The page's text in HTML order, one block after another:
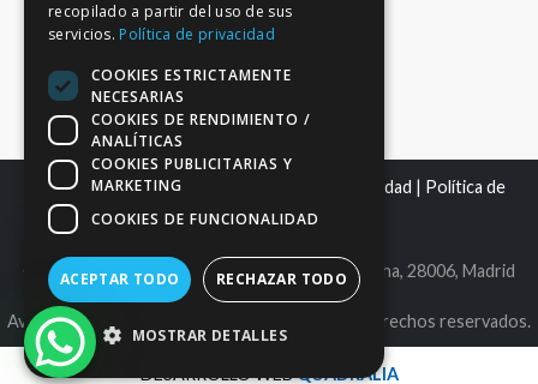
Mapa del sitio|Aviso Legal Política de Privacidad | Política de
Cookies
C.I.F. B86980612 | C/ Maldonado 25, bajo derecha, 28006, Madrid
Avantage Capital EAFN, S.L. © 2026. Todos los derechos reservados.
DESARROLLO WEBQUADRALIA
recopilado a partir del uso de sus
servicios. Política de privacidad
COOKIES ESTRICTAMENTE
NECESARIAS
COOKIES DE RENDIMIENTO /
ANALÍTICAS
COOKIES PUBLICITARIAS Y
MARKETING
COOKIES DE FUNCIONALIDAD
ACEPTAR TODO RECHAZAR TODO
MOSTRAR DETALLES